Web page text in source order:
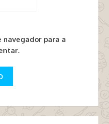
navegador para a